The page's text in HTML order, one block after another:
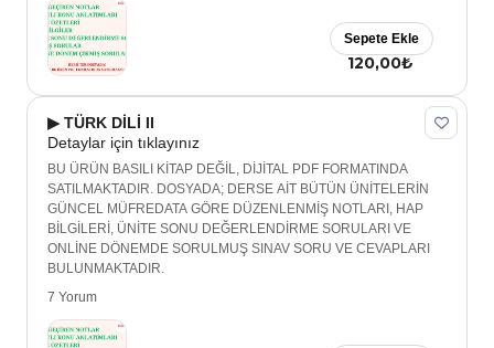
120,00₺
Sepete Ekle
▶ TÜRK DİLİ II
Detaylar için tıklayınız
BU ÜRÜN BASILI KİTAP DEĞİL, DİJİTAL PDF FORMATINDA
SATILMAKTADIR. DOSYADA; DERSE AİT BÜTÜN ÜNİTELERİN
GÜNCEL MÜFREDATA GÖRE DÜZENLENMİŞ NOTLARI, HAP
BİLGİLERİ, ÜNİTE SONU DEĞERLENDİRME SORULARI VE
ONLİNE DÖNEMDE SORULMUŞ SINAV SORU VE CEVAPLARI
BULUNMAKTADIR.
7 Yorum